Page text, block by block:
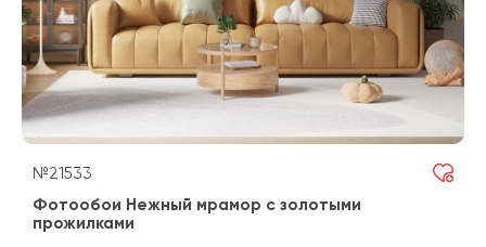
№21533
Фотообои Нежный мрамор с золотыми
прожилками